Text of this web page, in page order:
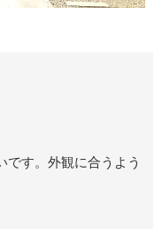
です。外観に合うよう